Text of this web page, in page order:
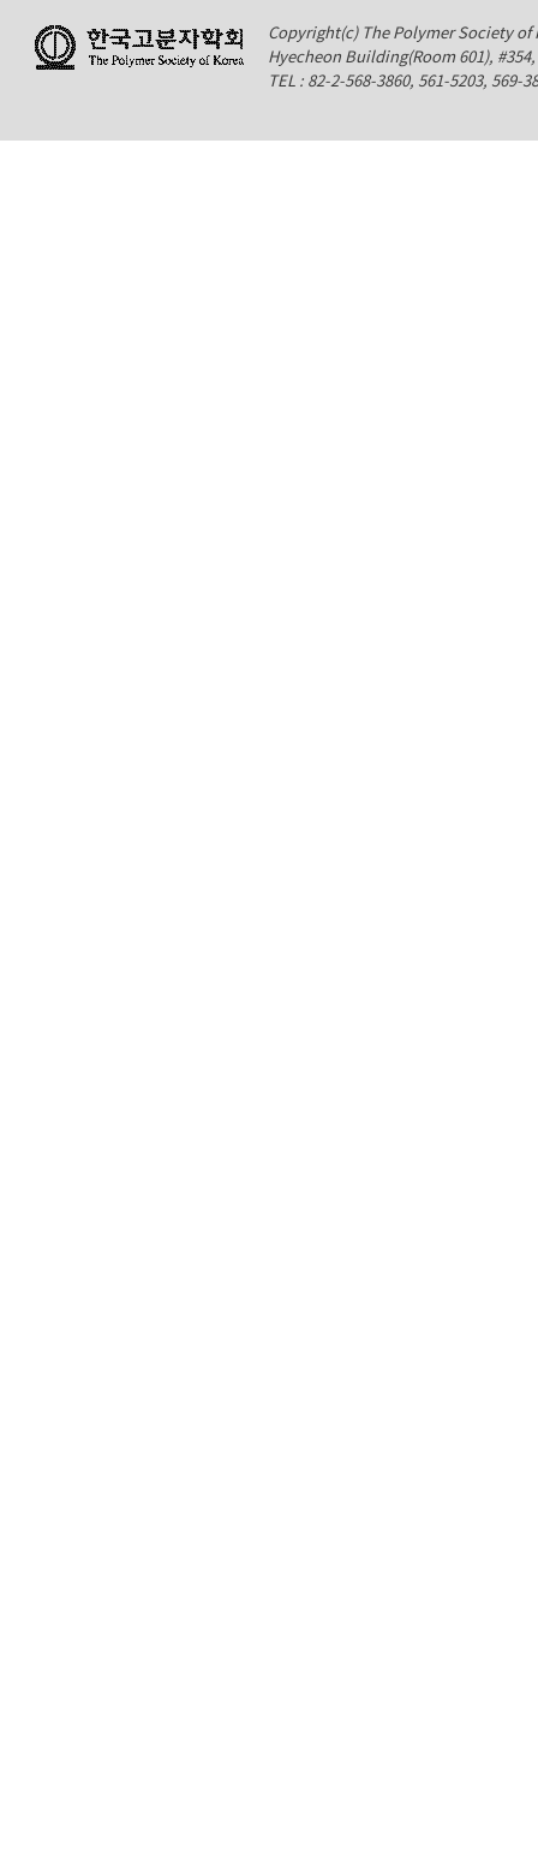
Copyright(c) The Polymer Society of
Hyecheon Building(Room 601),
TEL : 82-2-568-3860, 561-5203,